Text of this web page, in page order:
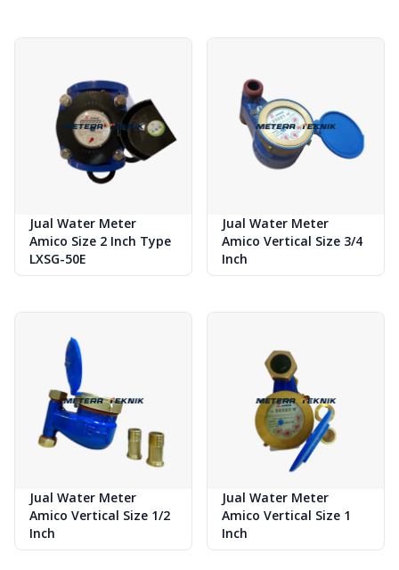
Produk
Jual Water Meter
Amico Size 2 Inch Type
LXSG-50E
Jual Water Meter
Amico Vertical Size 3/4
Inch
Jual Water Meter
Amico Vertical Size 1/2
Inch
Jual Water Meter
Amico Vertical Size 1
Inch